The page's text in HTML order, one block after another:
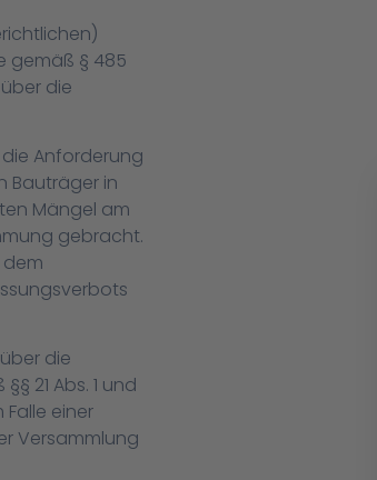
gemäß § 485
die
Anforderung
Bauträger in
Mängel am
gebracht.
die
21 Abs. 1 und
einer
Versammlung